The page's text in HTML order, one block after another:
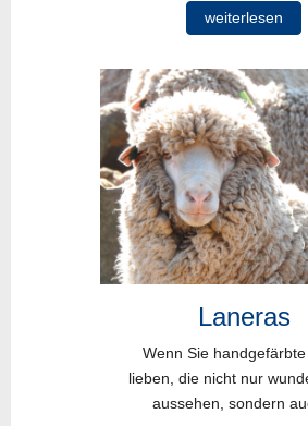
weiterlesen
Laneras
Wenn Sie
lieben, die nicht nur
aussehen, sondern